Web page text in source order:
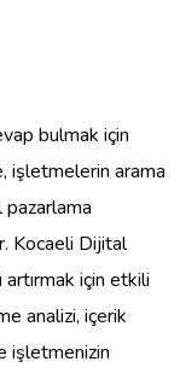
bulmak için
işletmelerin arama
pazarlama
Kocaeli Dijital
için etkili
analizi, içerik
işletmenizin